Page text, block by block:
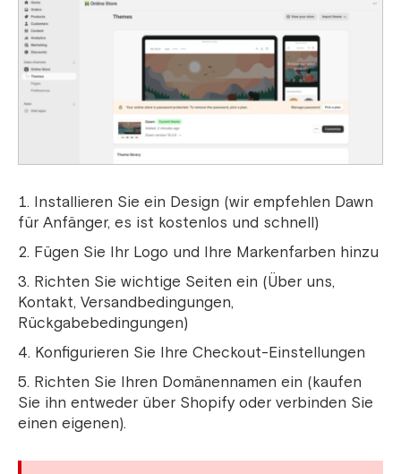
Installieren Sie ein Design (wir empfehlen Dawn
für Anfänger, es ist kostenlos und schnell)
Fügen Sie Ihr Logo und Ihre Markenfarben hinzu
Richten Sie wichtige Seiten ein (Über uns,
Kontakt, Versandbedingungen,
Rückgabebedingungen)
Konfigurieren Sie Ihre Checkout-Einstellungen
Richten Sie Ihren Domänennamen ein (kaufen
Sie ihn entweder über Shopify oder verbinden Sie
einen eigenen).